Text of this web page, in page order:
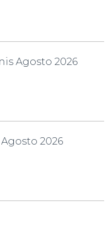
Agosto 2026
2026